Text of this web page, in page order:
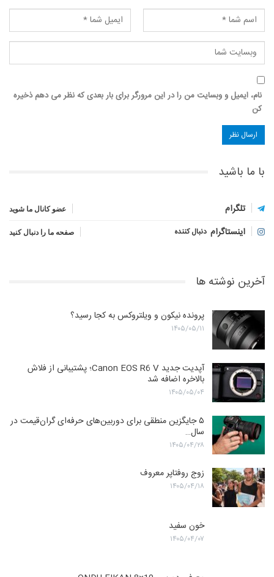
نام، ایمیل و وبسایت من را در این مرورگر برای بار بعدی که نظر می دهم ذخیره
کن
با ما باشید
تلگرام عضو کانال ما شوید
اینستاگرام دنبال کننده صفحه ما را دنبال کنید
آخرین نوشته ها
پرونده نیکون و ویلتروکس به کجا رسید؟
۱۴۰۵/۰۵/۱۱
آپدیت جدید Canon EOS R6 V؛ پشتیبانی از فلاش
بالاخره اضافه شد
۱۴۰۵/۰۵/۰۴
۵ جایگزین منطقی برای دوربین‌های حرفه‌ای گران‌قیمت در
سال…
۱۴۰۵/۰۴/۲۸
زوج روفتاپر معروف
۱۴۰۵/۰۴/۱۸
خون سفید
۱۴۰۵/۰۴/۰۷